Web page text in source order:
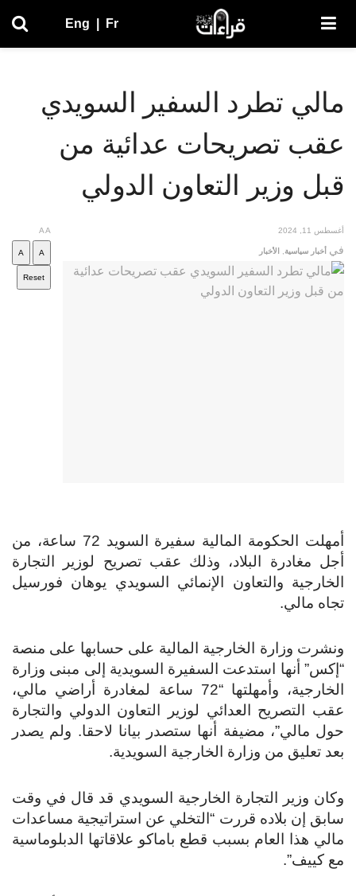
Eng Fr
مالي تطرد السفير السويدي
عقب تصريحات عدائية من
قبل وزير التعاون الدولي
أغسطس 11, 2024
في أخبار سياسية الأخبار
AA
A
A
Reset
أمهلت الحكومة المالية سفيرة السويد 72 ساعة، من
أجل مغادرة البلاد، وذلك عقب تصريح لوزير التجارة
الخارجية والتعاون الإنمائي السويدي يوهان فورسيل
تجاه مالي.
ونشرت وزارة الخارجية المالية على حسابها على منصة
“إكس” أنها استدعت السفيرة السويدية إلى مبنى وزارة
الخارجية، وأمهلتها “72 ساعة لمغادرة أراضي مالي،
عقب التصريح العدائي لوزير التعاون الدولي والتجارة
حول مالي”، مضيفة أنها ستصدر بيانا لاحقا. ولم يصدر
بعد تعليق من وزارة الخارجية السويدية.
وكان وزير التجارة الخارجية السويدي قد قال في وقت
سابق إن بلاده قررت “التخلي عن استراتيجية مساعدات
مالي هذا العام بسبب قطع باماكو علاقاتها الدبلوماسية
مع كييف”.